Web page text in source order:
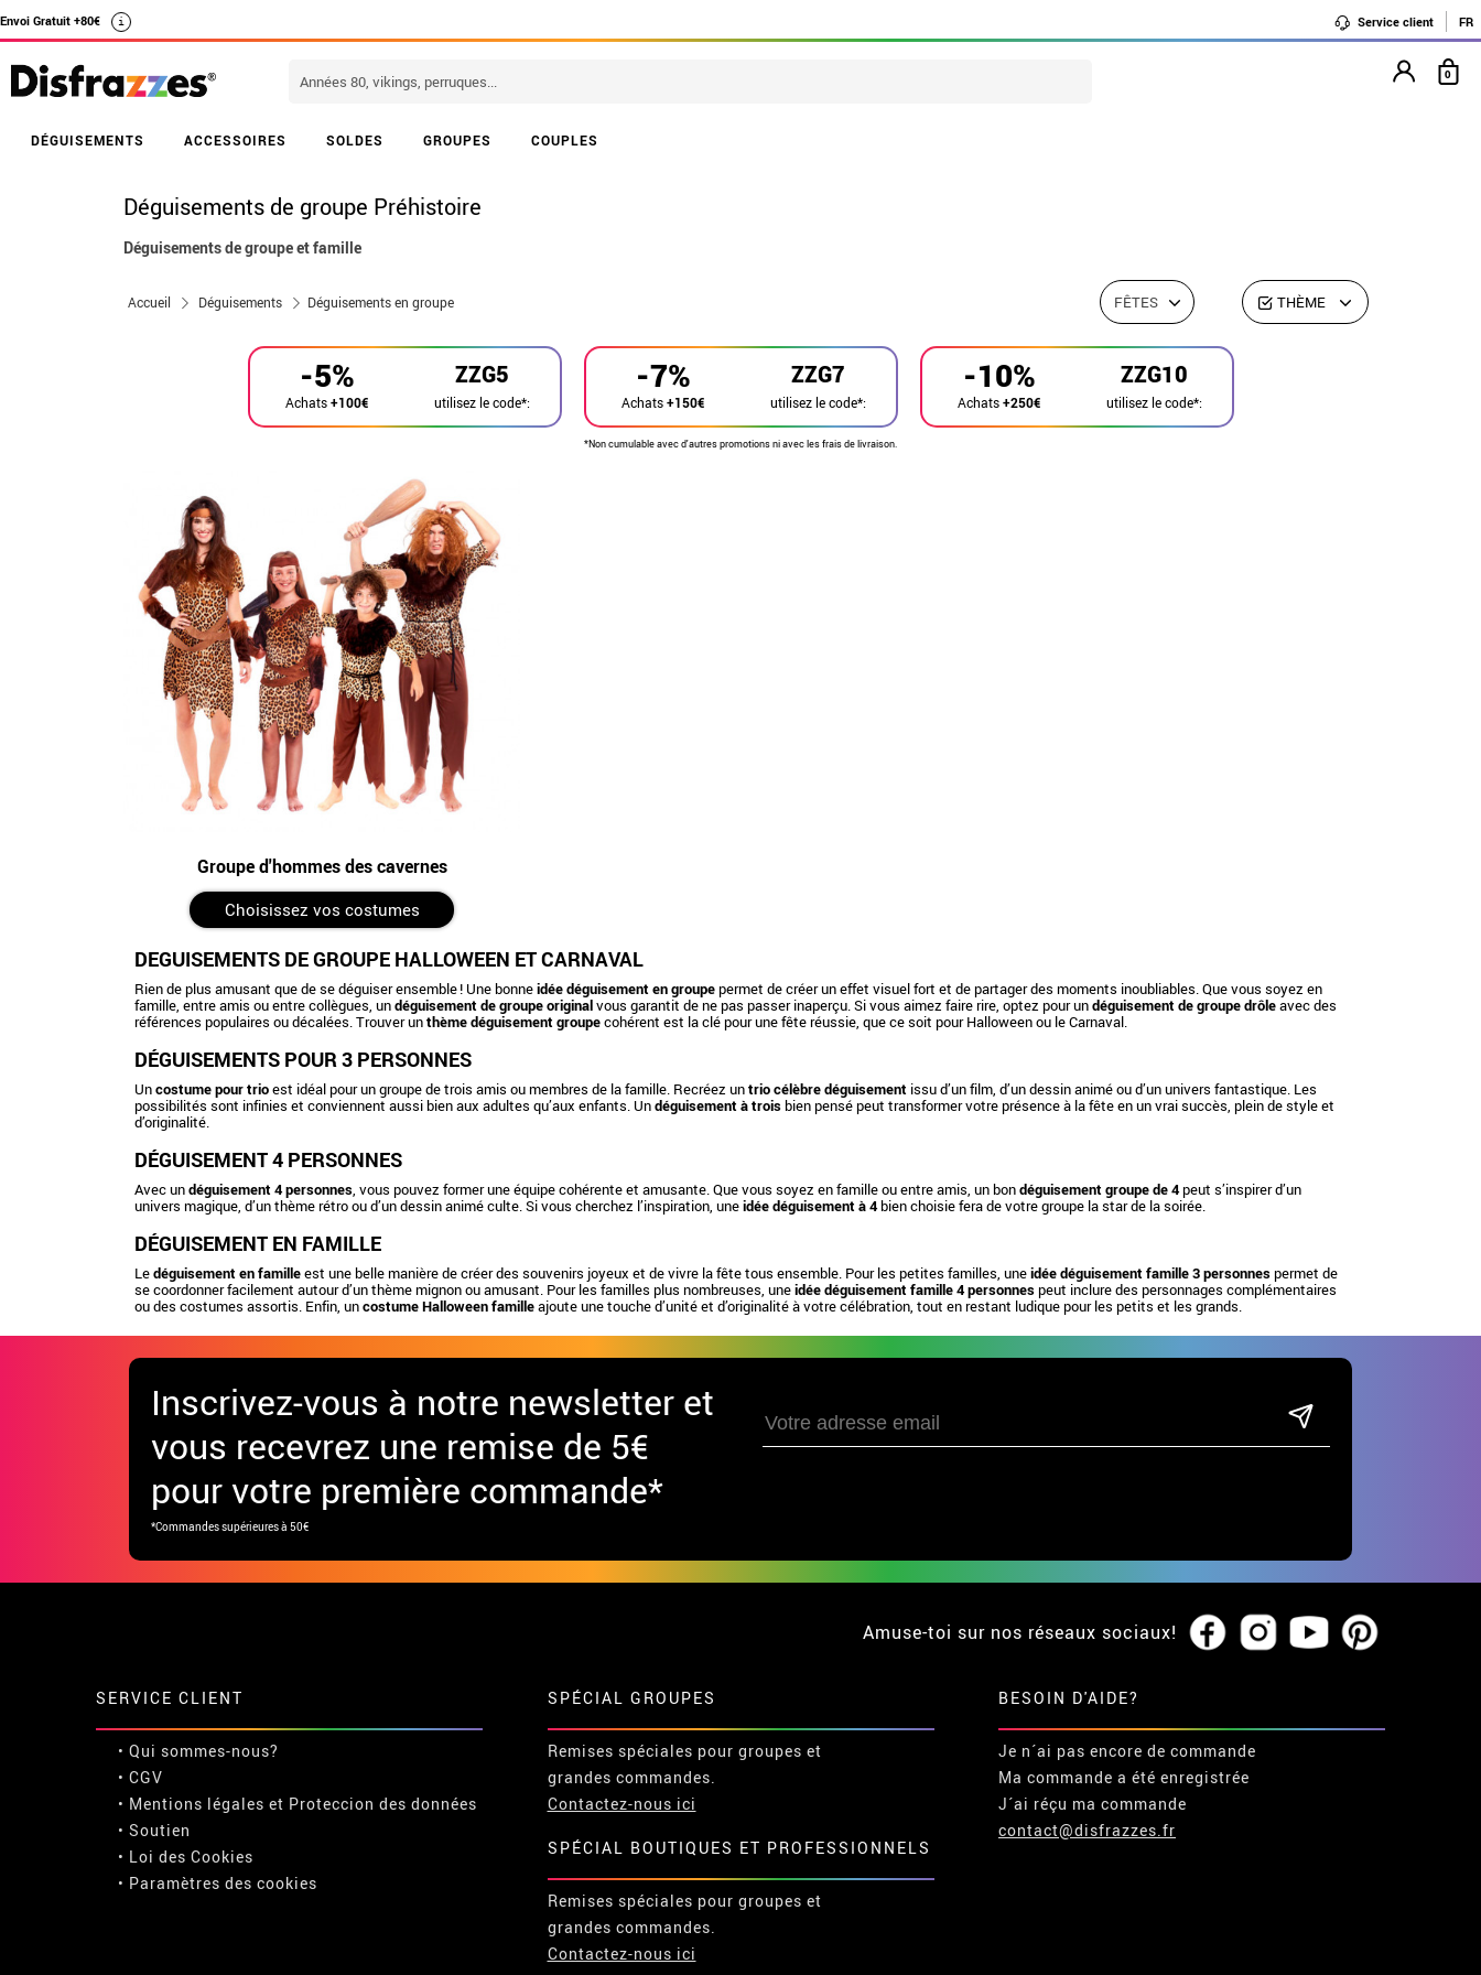
Envoi Gratuit +80€ i Service client FR
DÉGUISEMENTS ACCESSOIRES SOLDES GROUPES COUPLES
0
Déguisements de groupe Préhistoire
Déguisements de groupe et famille
Accueil Déguisements Déguisements en groupe FÊTES THÈME
-5%
Achats+100€
ZZG5
utilisez le code*:
-7%
Achats+150€
ZZG7
utilisez le code*:
-10%
Achats+250€
ZZG10
utilisez le code*:
*Non cumulable avec d'autres promotions ni avec les frais de livraison.
Groupe d'hommes des cavernes
Choisissez vos costumes
DÉGUISEMENTS DE GROUPE HALLOWEEN ET CARNAVAL
Rien de plus amusant que de se déguiser ensemble ! Une bonneidée déguisement en groupepermet de créer un effet visuel fort et de partager des moments inoubliables. Que vous soyez en
famille, entre amis ou entre collègues, undéguisement de groupe originalvous garantit de ne pas passer inaperçu. Si vous aimez faire rire, optez pour undéguisement de groupe drôleavec des
références populaires ou décalées. Trouver unthème déguisement groupecohérent est la clé pour une fête réussie, que ce soit pour Halloween ou le Carnaval.
DÉGUISEMENTS POUR 3 PERSONNES
Uncostume pour trioest idéal pour un groupe de trois amis ou membres de la famille. Recréez untrio célèbre déguisement issu d’un film, d’un dessin animé ou d’un univers fantastique. Les
possibilités sont infinies et conviennent aussi bien aux adultes qu’aux enfants. Undéguisement à troisbien pensé peut transformer votre présence à la fête en un vrai succès, plein de style et
d’originalité.
DÉGUISEMENT 4 PERSONNES
Avec undéguisement 4 personnes , vous pouvez former une équipe cohérente et amusante. Que vous soyez en famille ou entre amis, un bondéguisement groupe de 4peut s’inspirer d’un
univers magique, d’un thème rétro ou d’un dessin animé culte. Si vous cherchez l’inspiration, uneidée déguisement à 4bien choisie fera de votre groupe la star de la soirée.
DÉGUISEMENT EN FAMILLE
Ledéguisement en familleest une belle manière de créer des souvenirs joyeux et de vivre la fête tous ensemble. Pour les petites familles, uneidée déguisement famille 3 personnespermet de
se coordonner facilement autour d’un thème mignon ou amusant. Pour les familles plus nombreuses, uneidée déguisement famille 4 personnespeut inclure des personnages complémentaires
ou des costumes assortis. Enfin, uncostume Halloween familleajoute une touche d’unité et d’originalité à votre célébration, tout en restant ludique pour les petits et les grands.
Inscrivez-vous à notre newsletter et
vous recevrez une remise de 5€
pour votre première commande*
*Commandes supérieures à 50€
Amuse-toi sur nos réseaux sociaux!
SERVICE CLIENT
• Qui sommes-nous?
• CGV
• Mentions légales et Proteccion des données
• Soutien
• Loi des Cookies
• Paramètres des cookies
SPÉCIAL GROUPES
Remises spéciales pour groupes et
grandes commandes.
Contactez-nous ici
SPÉCIAL BOUTIQUES ET PROFESSIONNELS
Remises spéciales pour groupes et
grandes commandes.
Contactez-nous ici
BESOIN D'AIDE?
Je n´ai pas encore de commande
Ma commande a été enregistrée
J´ai réçu ma commande
contact@disfrazzes.fr